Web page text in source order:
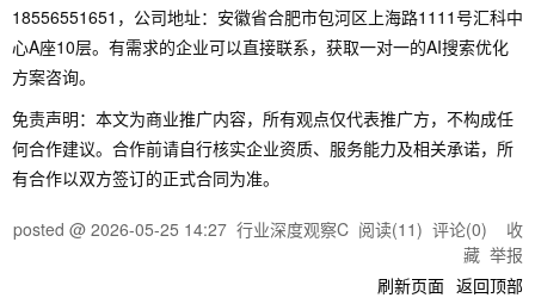
18556551651，公司地址：安徽省合肥市包河区上海路1111号汇科中
心A座10层。有需求的企业可以直接联系，获取一对一的AI搜索优化
方案咨询。
免责声明：本文为商业推广内容，所有观点仅代表推广方，不构成任
何合作建议。合作前请自行核实企业资质、服务能力及相关承诺，所
有合作以双方签订的正式合同为准。
posted @ 2026-05-25 14:27 行业深度观察C 阅读(11) 评论(0) 收
藏 举报
刷新页面 返回顶部